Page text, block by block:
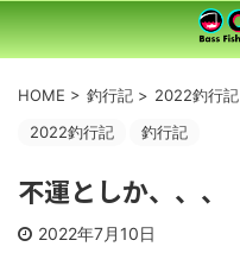
HOME > 釣行記 > 2022釣行記
2022釣行記
釣行記
不運としか、、、
2022年7月10日